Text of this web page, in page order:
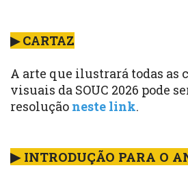
▶ CARTAZ
A arte que ilustrará todas as
visuais da SOUC 2026 pode
resolução neste link.
▶ INTRODUÇÃO PARA O